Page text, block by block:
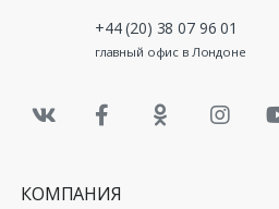
+44 (20) 38 07 96 01
главный офис в Лондоне
КОМПАНИЯ